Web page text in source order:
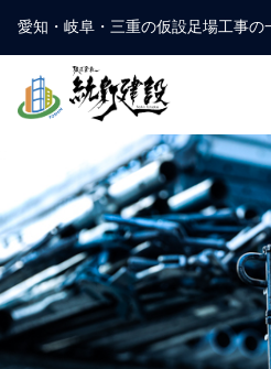
愛知・岐阜・三重の仮設足場工事